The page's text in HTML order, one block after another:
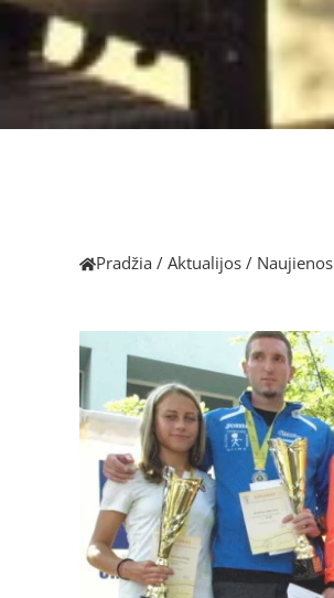
Pradžia / Aktualijos / Naujienos